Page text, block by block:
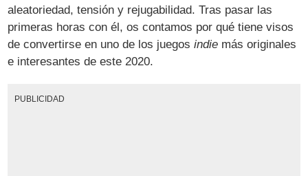
aleatoriedad, tensión y rejugabilidad. Tras pasar las
primeras horas con él, os contamos por qué tiene visos
de convertirse en uno de los juegosindie más originales
e interesantes de este 2020.
PUBLICIDAD